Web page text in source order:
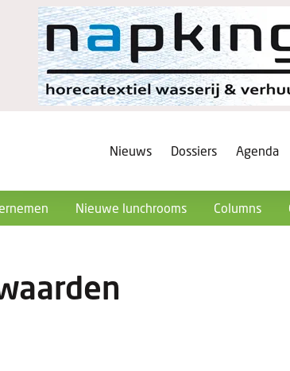
Nieuws Dossiers Agenda
Nieuwe lunchrooms Columns